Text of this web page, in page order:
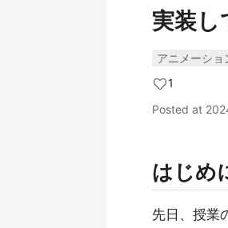
実装し
アニメーショ
1
Posted at
はじめ
先日、授業